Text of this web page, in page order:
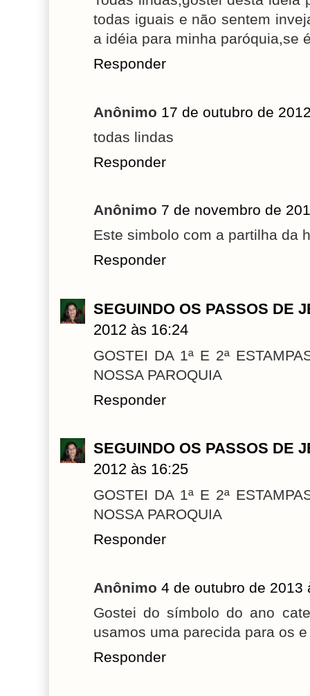
todas iguais e não sentem
a idéia para minha paróquia,se
Responder
Anônimo 17 de outubro de
todas lindas
Responder
Anônimo 7 de novembro de
Este simbolo com a partilha da
Responder
SEGUINDO OS PASSOS DE
2012 às 16:24
GOSTEI DA 1ª E 2ª
NOSSA PAROQUIA
Responder
SEGUINDO OS PASSOS DE
2012 às 16:25
GOSTEI DA 1ª E 2ª
NOSSA PAROQUIA
Responder
Anônimo 4 de outubro de 2013
Gostei do símbolo do ano
usamos uma parecida para os
Responder